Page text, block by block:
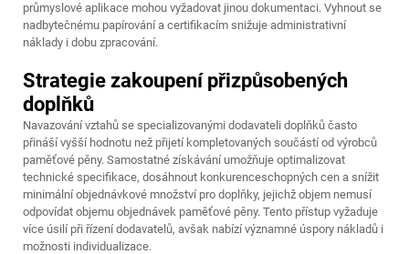
průmyslové aplikace mohou vyžadovat jinou dokumentaci. Vyhnout se
nadbytečnému papírování a certifikacím snižuje administrativní
náklady i dobu zpracování.
Strategie zakoupení přizpůsobených
doplňků
Navazování vztahů se specializovanými dodavateli doplňků často
přináší vyšší hodnotu než přijetí kompletovaných součástí od výrobců
paměťové pěny. Samostatné získávání umožňuje optimalizovat
technické specifikace, dosáhnout konkurenceschopných cen a snížit
minimální objednávkové množství pro doplňky, jejichž objem nemusí
odpovídat objemu objednávek paměťové pěny. Tento přístup vyžaduje
více úsilí při řízení dodavatelů, avšak nabízí významné úspory nákladů i
možnosti individualizace.